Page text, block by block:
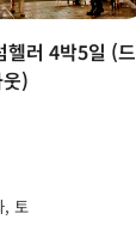
헬러 4박5일 (드
)
, 토